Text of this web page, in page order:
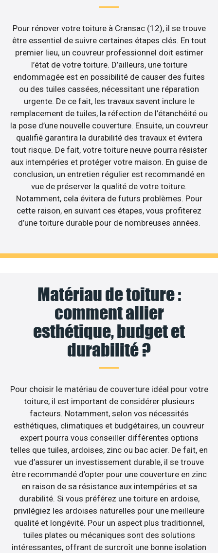
Pour rénover votre toiture à Cransac (12), il se trouve
être essentiel de suivre certaines étapes clés. En tout
premier lieu, un couvreur professionnel doit estimer
l’état de votre toiture. D’ailleurs, une toiture
endommagée est en possibilité de causer des fuites
ou des tuiles cassées, nécessitant une réparation
urgente. De ce fait, les travaux savent inclure le
remplacement de tuiles, la réfection de l’étanchéité ou
la pose d’une nouvelle couverture. Ensuite, un couvreur
qualifié garantira la durabilité des travaux et évitera
tout risque. De fait, votre toiture neuve pourra résister
aux intempéries et protéger votre maison. En guise de
conclusion, un entretien régulier est recommandé en
vue de préserver la qualité de votre toiture.
Notamment, cela évitera de futurs problèmes. Pour
cette raison, en suivant ces étapes, vous profiterez
d’une toiture durable pour de nombreuses années.
Matériau de toiture :
comment allier
esthétique, budget et
durabilité ?
Pour choisir le matériau de couverture idéal pour votre
toiture, il est important de considérer plusieurs
facteurs. Notamment, selon vos nécessités
esthétiques, climatiques et budgétaires, un couvreur
expert pourra vous conseiller différentes options
telles que tuiles, ardoises, zinc ou bac acier. De fait, en
vue d’assurer un investissement durable, il se trouve
être recommandé d’opter pour une couverture en zinc
en raison de sa résistance aux intempéries et sa
durabilité. Si vous préférez une toiture en ardoise,
privilégiez les ardoises naturelles pour une meilleure
qualité et longévité. Pour un aspect plus traditionnel,
tuiles plates ou mécaniques sont des solutions
intéressantes, offrant de surcroît une bonne isolation